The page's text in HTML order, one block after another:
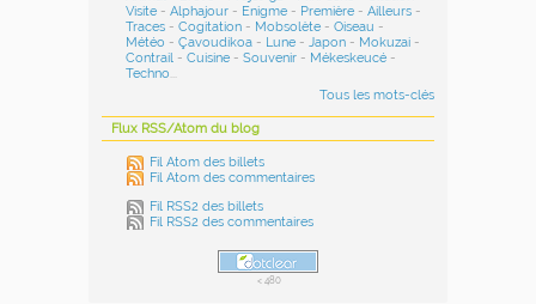
Visite -Alphajour - Enigme - Première -Ailleurs -
Traces -Cogitation - Mobsolète -Oiseau -
Météo -Çavoudikoa - Lune -Japon - Mokuzai -
Contrail -Cuisine -Souvenir - Mékeskeucé -
Techno...
Tous les mots-clés
Flux RSS/Atom du blog
Fil Atom des billets
Fil Atom des commentaires
Fil RSS2 des billets
Fil RSS2 des commentaires